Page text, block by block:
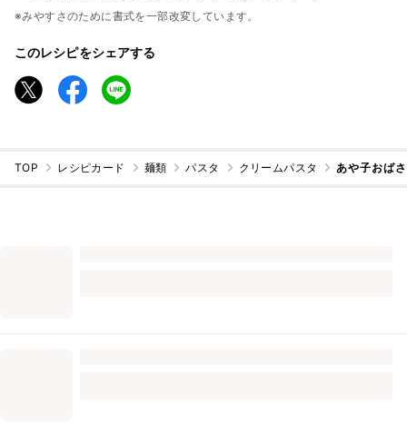
※みやすさのために書式を一部改変しています。
このレシピをシェアする
TOP レシピカード 麺類 パスタ クリームパスタ あや子おば